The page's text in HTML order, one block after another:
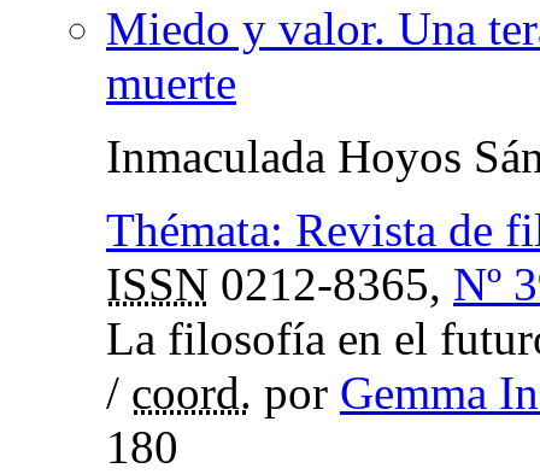
Miedo y valor. Una
muerte
Inmaculada Hoyos
Thémata: Revista de
ISSN 0212-8365, Nº
La filosofía en el
/ coord. por Gemma
180